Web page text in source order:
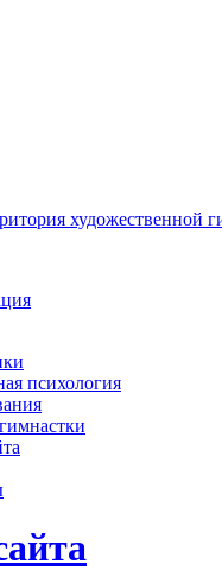
художественной
психология